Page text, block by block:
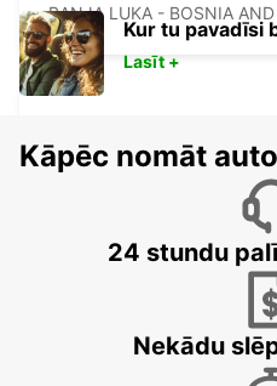
BANJA LUKA - BOSNIA AND
SZEGED
NOVI SAD
Kur tu pavadīsi
Lasīt +
Kāpēc nomāt
24 stundu
Nekādu